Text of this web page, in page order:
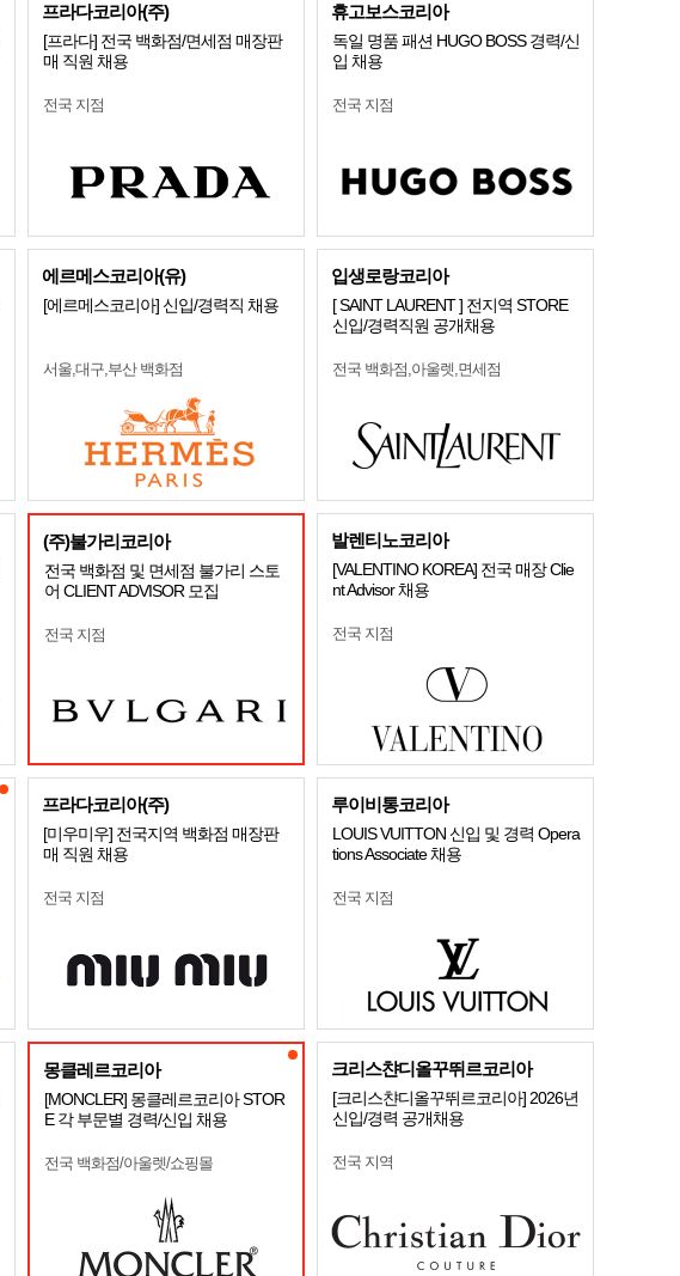
프라다코리아(주)
[프라다] 전국 백화점/면세점 매장판
매 직원 채용
전국 지점
휴고보스코리아
독일 명품 패션 HUGO BOSS 경력/신
입 채용
전국 지점
에르메스코리아(유)
[에르메스코리아] 신입/경력직 채용
서울,대구,부산 백화점
입생로랑코리아
[ SAINT LAURENT ] 전지역 STORE
신입/경력직원 공개채용
전국 백화점,아울렛,면세점
(주)불가리코리아
전국 백화점 및 면세점 불가리 스토
어 CLIENT ADVISOR 모집
전국 지점
발렌티노코리아
[VALENTINO KOREA] 전국 매장 Clie
nt Advisor 채용
전국 지점
프라다코리아(주)
[미우미우] 전국지역 백화점 매장판
매 직원 채용
전국 지점
루이비통코리아
LOUIS VUITTON 신입 및 경력 Opera
tions Associate 채용
전국 지점
몽클레르코리아
[MONCLER] 몽클레르코리아 STOR
E 각 부문별 경력/신입 채용
전국 백화점/아울렛/쇼핑몰
크리스챤디올꾸뛰르코리아
[크리스챤디올꾸뛰르코리아] 2026년
신입/경력 공개채용
전국 지역